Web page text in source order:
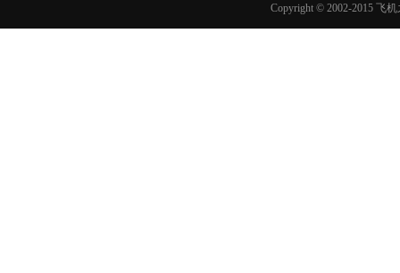
Copyright © 2002-2015 飞